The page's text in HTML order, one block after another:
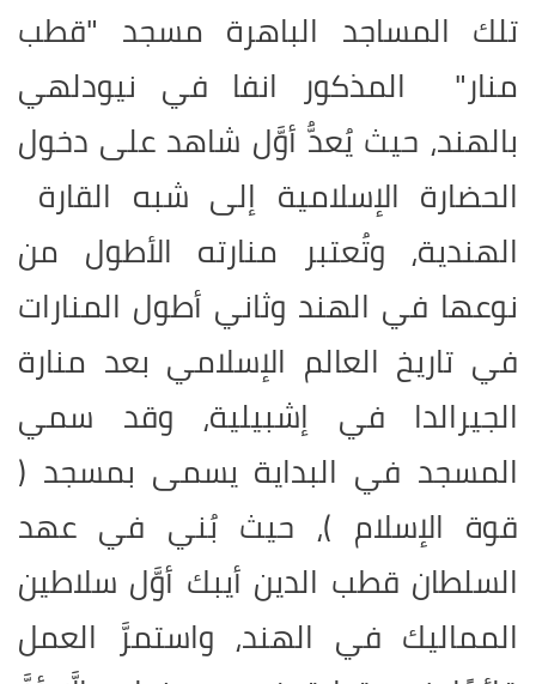
تلك المساجد الباهرة مسجد "قطب
منار" المذكور انفا في نيودلهي
بالهند، حيث يُعدُّ أوَّل شاهد على دخول
الحضارة الإسلامية إلى شبه القارة
الهندية، وتُعتبر منارته الأطول من
نوعها في الهند وثاني أطول المنارات
في تاريخ العالم الإسلامي بعد منارة
الجيرالدا في إشبيلية، وقد سمي
المسجد في البداية يسمى بمسجد (
قوة الإسلام )، حيث بُني في عهد
السلطان قطب الدين أيبك أوَّل سلاطين
المماليك في الهند، واستمرَّ العمل